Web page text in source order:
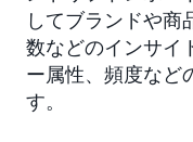
してブランドや商
数などのインサイ
ー属性、頻度など
す。